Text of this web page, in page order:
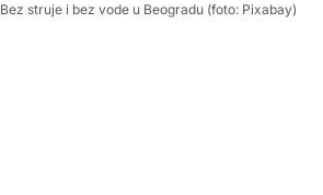
Bez struje i bez vode u Beogradu (foto: Pixabay)